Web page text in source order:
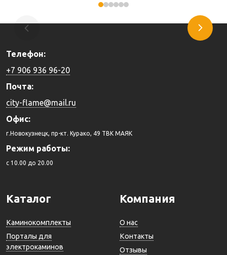
Телефон:
+7 906 936 96-20
Почта:
city-flame@mail.ru
Офис:
г.Новокузнецк, пр-кт. Курако, 49 ТВК МАЯК
Режим работы:
c 10.00 до 20.00
Каталог
Каминокомплекты
Порталы для
электрокаминов
Компания
О нас
Контакты
Отзывы